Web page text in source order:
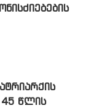
45 ᲬᲚᲘᲡ